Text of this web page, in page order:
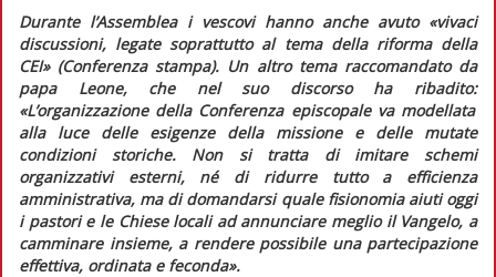
Durante l’Assemblea i vescovi hanno anche avuto «vivaci
discussioni, legate soprattutto al tema della riforma della
CEI» (Conferenza stampa). Un altro tema raccomandato da
papa Leone, che nel suo discorso ha ribadito:
«L’organizzazione della Conferenza episcopale va modellata
alla luce delle esigenze della missione e delle mutate
condizioni storiche. Non si tratta di imitare schemi
organizzativi esterni, né di ridurre tutto a efficienza
amministrativa, ma di domandarsi quale fisionomia aiuti oggi
i pastori e le Chiese locali ad annunciare meglio il Vangelo, a
camminare insieme, a rendere possibile una partecipazione
effettiva, ordinata e feconda».